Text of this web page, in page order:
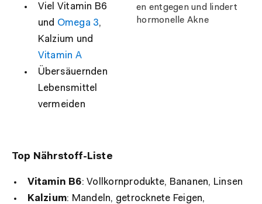
Viel Vitamin B6
und Omega 3,
Kalzium und
Vitamin A
Übersäuernden
Lebensmittel
vermeiden
en entgegen und lindert
hormonelle Akne
Top Nährstoff-Liste
Vitamin B6: Vollkornprodukte, Bananen, Linsen
Kalzium: Mandeln, getrocknete Feigen,